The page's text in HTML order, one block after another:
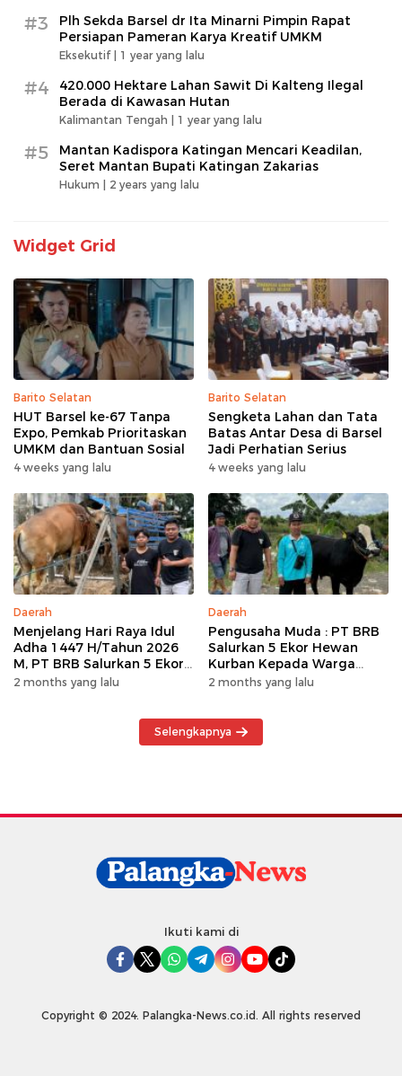
#3
Plh Sekda Barsel dr Ita Minarni Pimpin Rapat
Persiapan Pameran Karya Kreatif UMKM
Eksekutif | 1 year yang lalu
#4
420.000 Hektare Lahan Sawit Di Kalteng Ilegal
Berada di Kawasan Hutan
Kalimantan Tengah | 1 year yang lalu
#5
Mantan Kadispora Katingan Mencari Keadilan,
Seret Mantan Bupati Katingan Zakarias
Hukum | 2 years yang lalu
Widget Grid
Barito Selatan
HUT Barsel ke-67 Tanpa
Expo, Pemkab Prioritaskan
UMKM dan Bantuan Sosial
4 weeks yang lalu
Barito Selatan
Sengketa Lahan dan Tata
Batas Antar Desa di Barsel
Jadi Perhatian Serius
4 weeks yang lalu
Daerah
Menjelang Hari Raya Idul
Adha 1447 H/Tahun 2026
M, PT BRB Salurkan 5 Ekor
Hewan Kurban Kepada
2 months yang lalu
Daerah
Pengusaha Muda : PT BRB
Salurkan 5 Ekor Hewan
Kurban Kepada Warga
Khususnya Wilayah
2 months yang lalu
Selengkapnya
Ikuti kami di
Copyright © 2024. Palangka-News.co.id. All rights reserved